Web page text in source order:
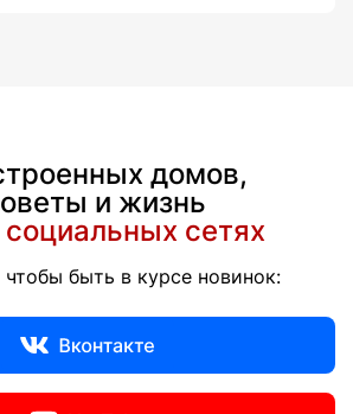
домов,
и жизнь
социальных сетях
быть в курсе новинок: